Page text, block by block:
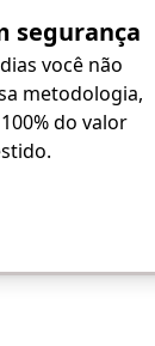
segurança
você não
metodologia,
do valor